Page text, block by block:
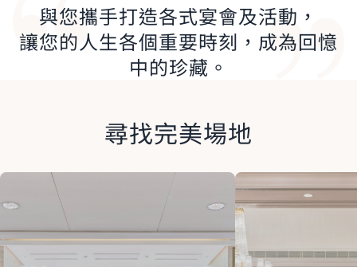
與您攜手打造各式宴會及活動，
讓您的人生各個重要時刻，成為回憶
中的珍藏。
尋找完美場地